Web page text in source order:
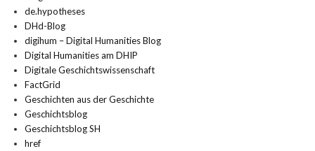
de.hypotheses
DHd-Blog
digihum – Digital Humanities Blog
Digital Humanities am DHIP
Digitale Geschichtswissenschaft
FactGrid
Geschichten aus der Geschichte
Geschichtsblog
Geschichtsblog SH
href